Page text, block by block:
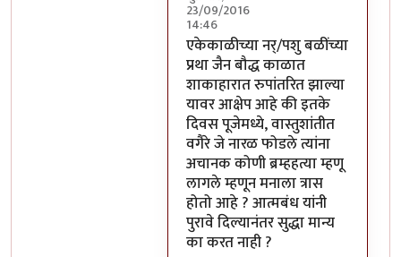
23/09/2016
14:46
In reply toसाहेब,byअप्पा जोगळेकर
एकेकाळीच्या नर्/पशु बळींच्या
प्रथा जैन बौद्ध काळात
शाकाहारात रुपांतरित झाल्या
यावर आक्षेप आहे की इतके
दिवस पूजेमध्ये, वास्तुशांतीत
वगैरे जे नारळ फोडले त्यांना
अचानक कोणी ब्रम्हहत्या म्हणू
लागले म्हणून मनाला त्रास
होतो आहे ? आत्मबंध यांनी
पुरावे दिल्यानंतर सुद्धा मान्य
का करत नाही ?